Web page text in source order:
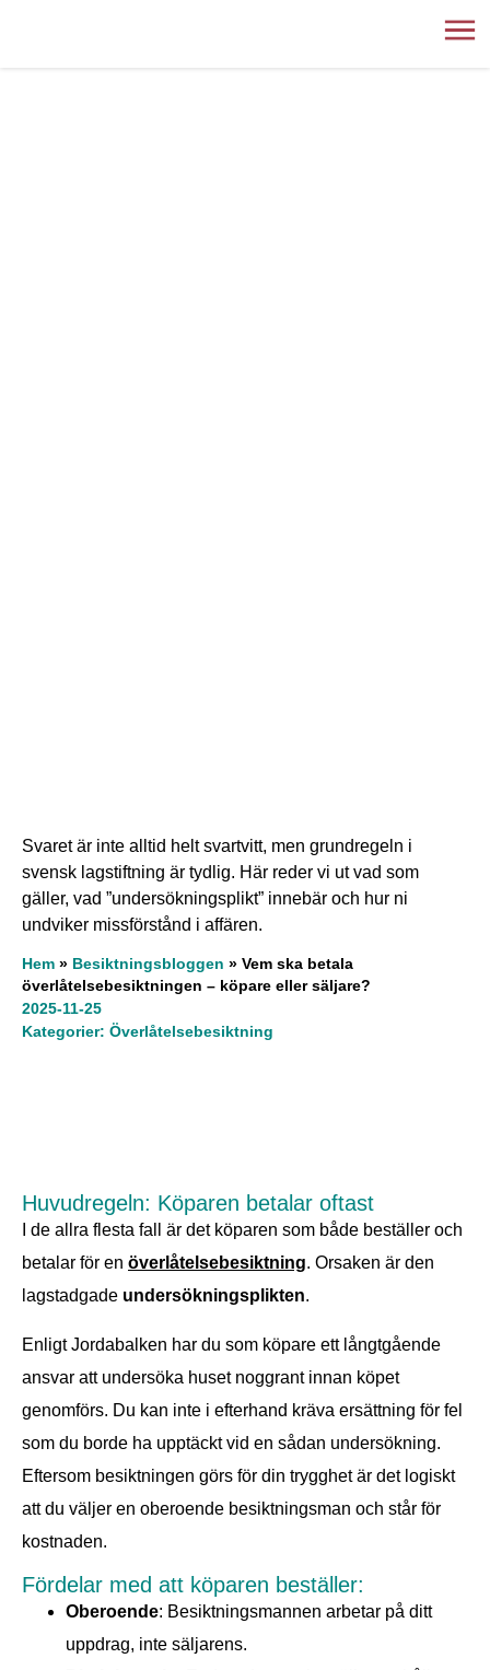
Svaret är inte alltid helt svartvitt, men grundregeln i
svensk lagstiftning är tydlig. Här reder vi ut vad som
gäller, vad ”undersökningsplikt” innebär och hur ni
undviker missförstånd i affären.
Hem » Besiktningsbloggen » Vem ska betala
överlåtelsebesiktningen – köpare eller säljare?
2025-11-25
Kategorier: Överlåtelsebesiktning
Huvudregeln: Köparen betalar oftast
I de allra flesta fall är det köparen som både beställer och
betalar för en överlåtelsebesiktning. Orsaken är den
lagstadgade undersökningsplikten.
Enligt Jordabalken har du som köpare ett långtgående
ansvar att undersöka huset noggrant innan köpet
genomförs. Du kan inte i efterhand kräva ersättning för fel
som du borde ha upptäckt vid en sådan undersökning.
Eftersom besiktningen görs för din trygghet är det logiskt
att du väljer en oberoende besiktningsman och står för
kostnaden.
Fördelar med att köparen beställer:
Oberoende: Besiktningsmannen arbetar på ditt
uppdrag, inte säljarens.